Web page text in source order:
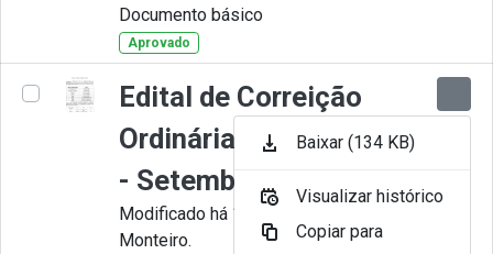
Documento básico
Aprovado
Edital de Correição
Ordinária nº 009-2024
- Setembro
Modificado há 11 Meses por Juliana
Monteiro.
Baixar (134 KB)
Visualizar histórico
Copiar para